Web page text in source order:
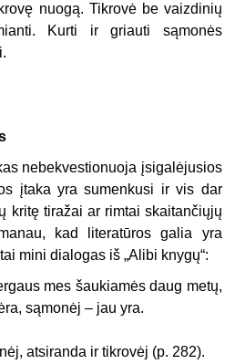
nuogą. Tikrovė be vaizdinių
Kurti ir griauti sąmonės
nebekvestionuoja įsigalėjusios
įtaka yra sumenkusi ir vis dar
kritę tiražai ar rimtai skaitančiųjų
kad literatūros galia yra
mini dialogas iš „Alibi knygų“:
mes šaukiamės daug metų,
sąmonėj – jau yra.
atsiranda ir tikrovėj (p. 282).